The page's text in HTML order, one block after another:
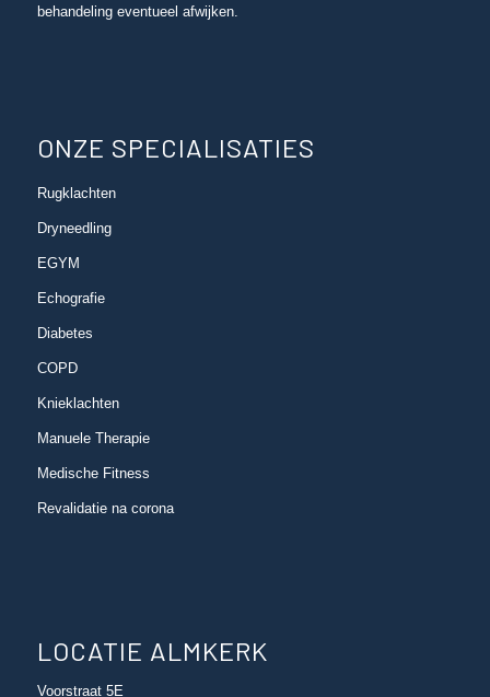
behandeling eventueel afwijken.
ONZE SPECIALISATIES
Rugklachten
Dryneedling
EGYM
Echografie
Diabetes
COPD
Knieklachten
Manuele Therapie
Medische Fitness
Revalidatie na corona
LOCATIE ALMKERK
Voorstraat 5E